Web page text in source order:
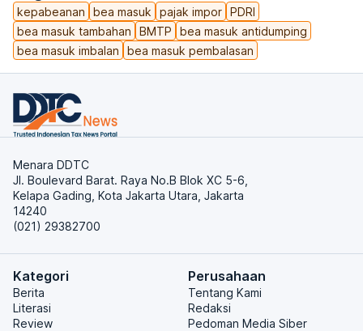
kepabeanan bea masuk pajak impor PDRI
bea masuk tambahan
BMTP
bea masuk antidumping
bea masuk imbalan
bea masuk pembalasan
Menara DDTC
Jl. Boulevard Barat. Raya No.B Blok XC 5-6,
Kelapa Gading, Kota Jakarta Utara, Jakarta
14240
(021) 29382700
Kategori
Berita
Literasi
Review
Perusahaan
Tentang Kami
Redaksi
Pedoman Media Siber